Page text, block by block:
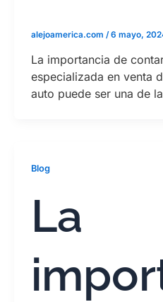
alejoamerica.com /6 mayo,
La importancia de
especializada en venta
auto puede ser una de
Blog
La